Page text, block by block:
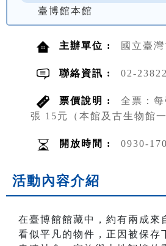
臺博館本館
主辦單位 : 國立臺
聯絡資訊 : 02-
票價說明 :
全票：
張 15元（本館及古生物館一
開放時間 : 0930-
活動內容介紹
在臺博館館藏中，約有兩成來
看似平凡的物件，正因被保存